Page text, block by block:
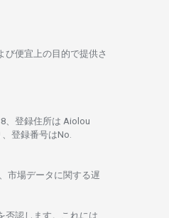
び便宜上の目的で提供さ
登録住所は Aiolou
登録番号はNo.
市場データに関する遅
否認し ます。 これには、